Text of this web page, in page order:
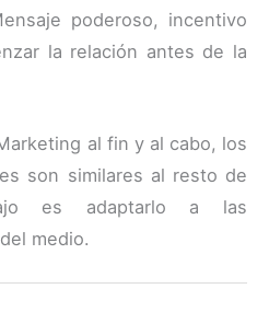
poderoso, incentivo
la relación antes de la
al fin y al cabo, los
son similares al resto de
es adaptarlo a las
medio.